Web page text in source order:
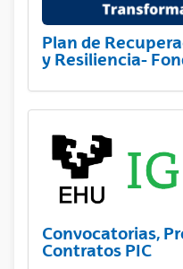
Plan de
y Resiliencia-
Convocatorias,
Contratos PIC